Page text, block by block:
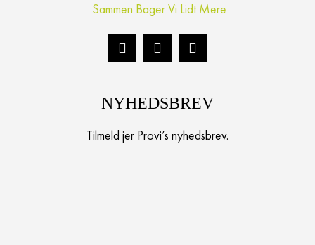
Sammen Bager Vi Lidt Mere
NYHEDSBREV
Tilmeld jer Provi’s nyhedsbrev.